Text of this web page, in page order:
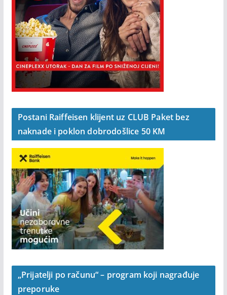
Postani Raiffeisen klijent uz CLUB Paket bez
naknade i poklon dobrodošlice 50 KM
„Prijatelji po računu“ – program koji nagrađuje
preporuke